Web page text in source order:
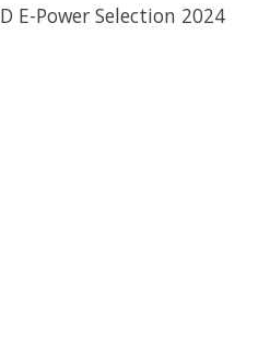
E-Power Selection 2024